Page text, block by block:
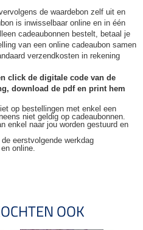
de waardebon zelf uit en
is inwisselbaar online en in één
cadeaubonnen bestelt, betaal je
van een online cadeaubon samen
verzendkosten in rekening
click de digitale code van de
download de pdf en print hem
op bestellingen met enkel een
niet geldig op cadeaubonnen.
enkel naar jou worden gestuurd en
eerstvolgende werkdag
online.
OOK